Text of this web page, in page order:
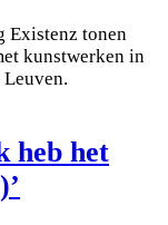
Existenz tonen
kunstwerken in
Leuven.
heb het